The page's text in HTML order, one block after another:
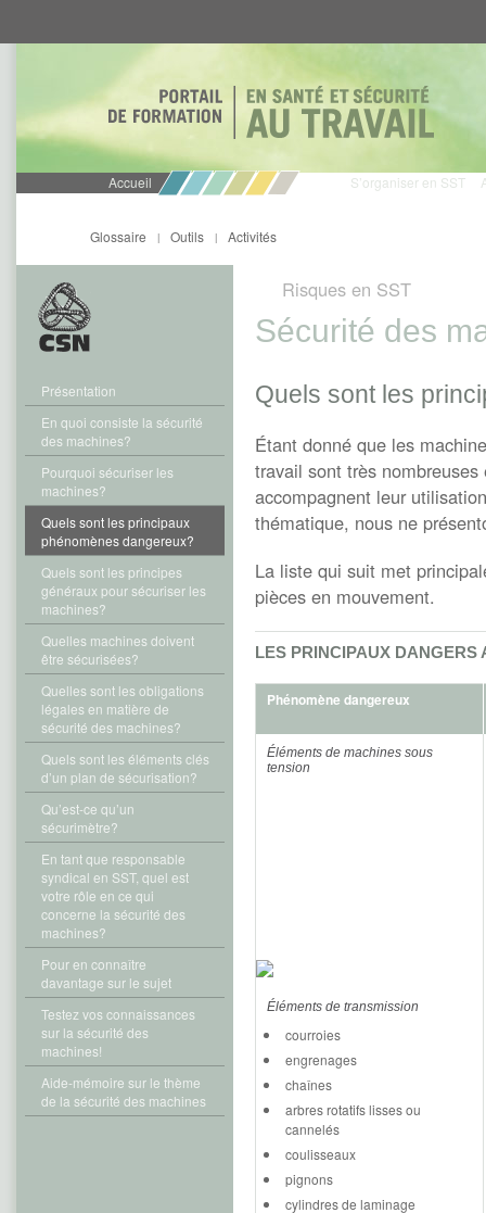
au
au
Accueil S’organiser en SST
Activités
Outils |
Glossaire |
Présentation
En quoi consiste la sécurité
des machines?
Pourquoi sécuriser les
machines?
Quels sont les principaux
phénomènes dangereux?
Quels sont les principes
généraux pour sécuriser les
machines?
Quelles machines doivent
être sécurisées?
Quelles sont les obligations
légales en matière de
sécurité des machines?
Quels sont les éléments clés
d’un plan de sécurisation?
Qu’est-ce qu’un
sécurimètre?
En tant que responsable
syndical en SST, quel est
votre rôle en ce qui
concerne la sécurité des
machines?
Pour en connaître
davantage sur le sujet
Testez vos connaissances
sur la sécurité des
machines!
Aide-mémoire sur le thème
de la sécurité des machines
Risques en SST
Sécurité des
Quels sont les
Étant donné que les
travail sont très
accompagnent leur
thématique, nous ne
La liste qui suit met
pièces en mouvement.
LES PRINCIPAUX DANGERS
Phénomène dangereux
Éléments de machines sous
tension
Éléments de transmission
courroies
engrenages
chaînes
arbres rotatifs lisses ou
cannelés
coulisseaux
pignons
cylindres de laminage